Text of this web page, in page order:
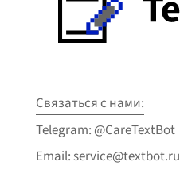
Связаться с нами:
Telegram: @CareTextBot
Email: service@textbot.ru